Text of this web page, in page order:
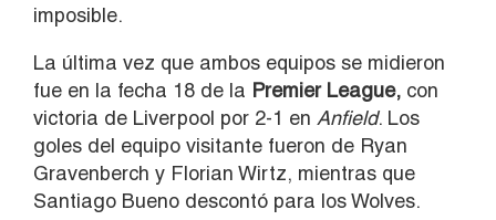
imposible.
La última vez que ambos equipos se midieron
fue en la fecha 18 de la Premier League, con
victoria de Liverpool por 2-1 en Anfield. Los
goles del equipo visitante fueron de Ryan
Gravenberch y Florian Wirtz, mientras que
Santiago Bueno descontó para los Wolves.